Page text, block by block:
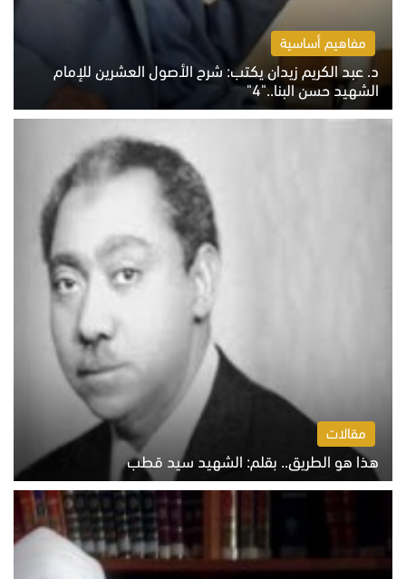
مفاهيم أساسية
د. عبد الكريم زيدان يكتب: شرح الأصول العشرين للإمام
الشهيد حسن البنا.."4"
الخميس 6 أغسطس 2026 10:27 ص
مقالات
هذا هو الطريق.. بقلم: الشهيد سيد قطب
الخميس 6 أغسطس 2026 10:52 ص